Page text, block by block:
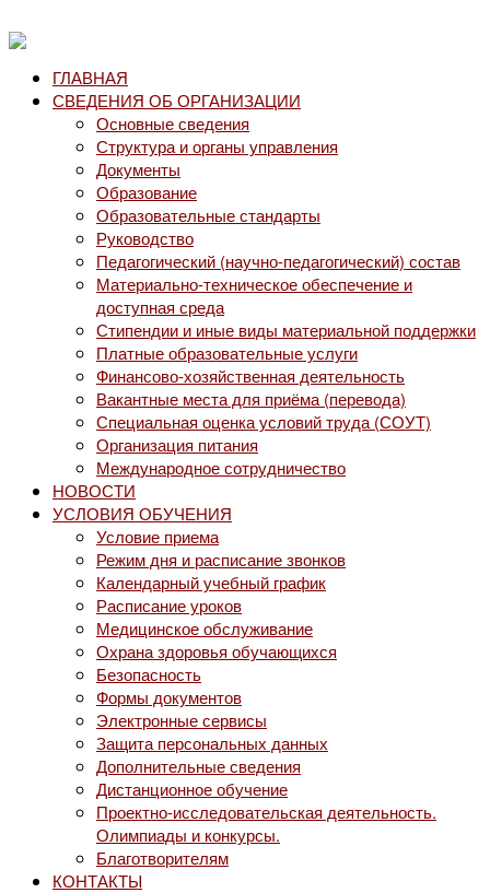
ГЛАВНАЯ
СВЕДЕНИЯ ОБ ОРГАНИЗАЦИИ
Основные сведения
Структура и органы управления
Документы
Образование
Образовательные стандарты
Руководство
Педагогический (научно-педагогический) состав
Материально-техническое обеспечение и
доступная среда
Стипендии и иные виды материальной поддержки
Платные образовательные услуги
Финансово-хозяйственная деятельность
Вакантные места для приёма (перевода)
Специальная оценка условий труда (СОУТ)
Организация питания
Международное сотрудничество
НОВОСТИ
УСЛОВИЯ ОБУЧЕНИЯ
Условие приема
Режим дня и расписание звонков
Календарный учебный график
Расписание уроков
Медицинское обслуживание
Охрана здоровья обучающихся
Безопасность
Формы документов
Электронные сервисы
Защита персональных данных
Дополнительные сведения
Дистанционное обучение
Проектно-исследовательская деятельность.
Олимпиады и конкурсы.
Благотворителям
КОНТАКТЫ